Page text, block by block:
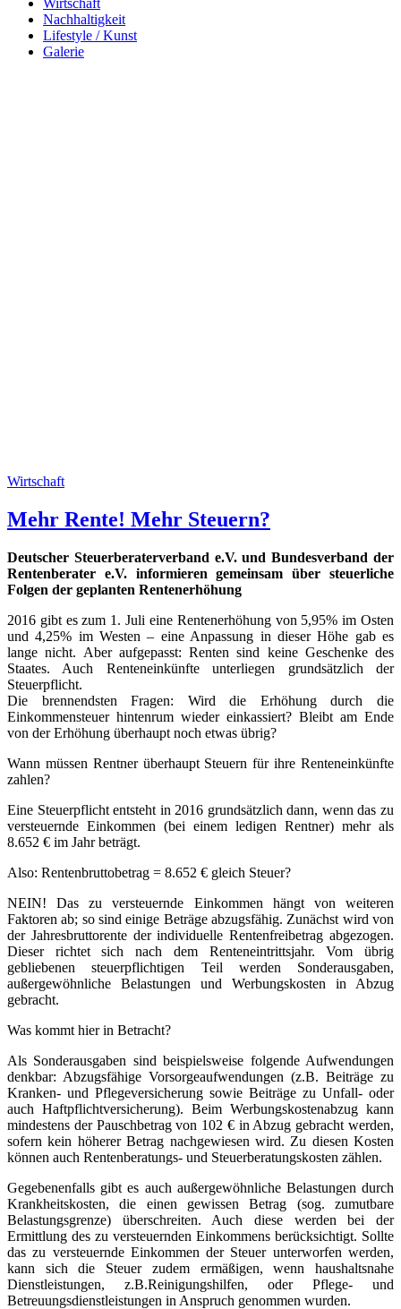
Wirtschaft
Nachhaltigkeit
Lifestyle / Kunst
Galerie
Wirtschaft
Mehr Rente! Mehr Steuern?
Deutscher Steuerberaterverband e.V. und Bundesverband der
Rentenberater e.V. informieren gemeinsam über steuerliche
Folgen der geplanten Rentenerhöhung
2016 gibt es zum 1. Juli eine Rentenerhöhung von 5,95% im Osten
und 4,25% im Westen – eine Anpassung in dieser Höhe gab es
lange nicht. Aber aufgepasst: Renten sind keine Geschenke des
Staates. Auch Renteneinkünfte unterliegen grundsätzlich der
Steuerpflicht.
Die brennendsten Fragen: Wird die Erhöhung durch die
Einkommensteuer hintenrum wieder einkassiert? Bleibt am Ende
von der Erhöhung überhaupt noch etwas übrig?
Wann müssen Rentner überhaupt Steuern für ihre Renteneinkünfte
zahlen?
Eine Steuerpflicht entsteht in 2016 grundsätzlich dann, wenn das zu
versteuernde Einkommen (bei einem ledigen Rentner) mehr als
8.652 € im Jahr beträgt.
Also: Rentenbruttobetrag = 8.652 € gleich Steuer?
NEIN! Das zu versteuernde Einkommen hängt von weiteren
Faktoren ab; so sind einige Beträge abzugsfähig. Zunächst wird von
der Jahresbruttorente der individuelle Rentenfreibetrag abgezogen.
Dieser richtet sich nach dem Renteneintrittsjahr. Vom übrig
gebliebenen steuerpflichtigen Teil werden Sonderausgaben,
außergewöhnliche Belastungen und Werbungskosten in Abzug
gebracht.
Was kommt hier in Betracht?
Als Sonderausgaben sind beispielsweise folgende Aufwendungen
denkbar: Abzugsfähige Vorsorgeaufwendungen (z.B. Beiträge zu
Kranken- und Pflegeversicherung sowie Beiträge zu Unfall- oder
auch Haftpflichtversicherung). Beim Werbungskostenabzug kann
mindestens der Pauschbetrag von 102 € in Abzug gebracht werden,
sofern kein höherer Betrag nachgewiesen wird. Zu diesen Kosten
können auch Rentenberatungs- und Steuerberatungskosten zählen.
Gegebenenfalls gibt es auch außergewöhnliche Belastungen durch
Krankheitskosten, die einen gewissen Betrag (sog. zumutbare
Belastungsgrenze) überschreiten. Auch diese werden bei der
Ermittlung des zu versteuernden Einkommens berücksichtigt. Sollte
das zu versteuernde Einkommen der Steuer unterworfen werden,
kann sich die Steuer zudem ermäßigen, wenn haushaltsnahe
Dienstleistungen, z.B.Reinigungshilfen, oder Pflege- und
Betreuungsdienstleistungen in Anspruch genommen wurden.